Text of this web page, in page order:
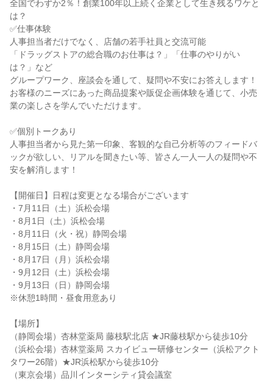
全国でわずか2％！創業100年以上続く企業として生き残るワケと
は？
✅仕事体験
人事担当者だけでなく、店舗の若手社員と交流可能
「ドラッグストアの総合職のお仕事は？」「仕事のやりがい
は？」など
グループワーク、座談会を通して、疑問や不安にお答えします！
お客様のニーズにあった商品提案や販促企画体験を通じて、小売
業の楽しさを学んでいただけます。
✅個別トークあり
人事担当者から見た第一印象、客観的な自己分析等のフィードバ
ックが欲しい、リアルを聞きたい等、皆さん一人一人の疑問や不
安を解消します！
【開催日】日程は変更となる場合がございます
・7月11日（土）浜松会場
・8月1日（土）浜松会場
・8月11日（火・祝）静岡会場
・8月15日（土）静岡会場
・8月17日（月）浜松会場
・9月12日（土）浜松会場
・9月13日（日）静岡会場
※休憩1時間・昼食用意あり
【場所】
（静岡会場）杏林堂薬局 藤枝駅北店 ★JR藤枝駅から徒歩10分
（浜松会場）杏林堂薬局 スカイビュー研修センター（浜松アクト
タワー26階）★JR浜松駅から徒歩10分
（東京会場）品川インターシティ貸会議室